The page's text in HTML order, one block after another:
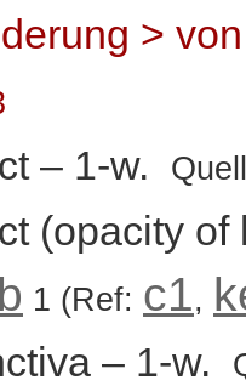
>
– 1-w.
(opacity of
1 (Ref: c1,
– 1-w.